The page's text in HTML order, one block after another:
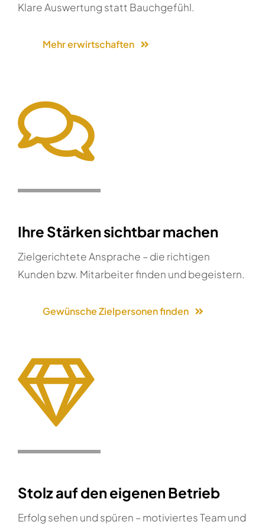
Klare Auswertung statt Bauchgefühl.
Mehr erwirtschaften
Ihre Stärken sichtbar machen
Zielgerichtete Ansprache – die richtigen
Kunden bzw. Mitarbeiter finden und begeistern.
Gewünsche Zielpersonen finden
Stolz auf den eigenen Betrieb
Erfolg sehen und spüren – motiviertes Team und